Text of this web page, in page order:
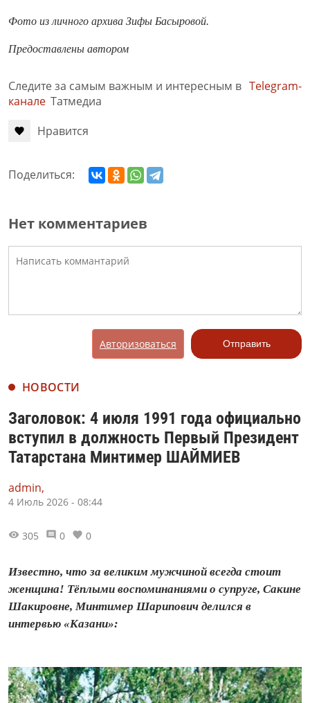
Фото из личного архива Зифы Басыровой.
Предоставлены автором
Следите за самым важным и интересным в Telegram-
канале Татмедиа
Нравится
Поделиться:
Нет комментариев
Авторизоваться Отправить
НОВОСТИ
Заголовок: 4 июля 1991 года официально
вступил в должность Первый Президент
Татарстана Минтимер ШАЙМИЕВ
admin,
4 Июль 2026 - 08:44
305 0 0
Известно, что за великим мужчиной всегда стоит
женщина! Тёплыми воспоминаниями о супруге, Сакине
Шакировне, Минтимер Шарипович делился в
интервью «Казани»: